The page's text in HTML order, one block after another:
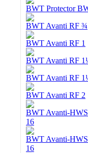
BWT Protector
BWT Avanti RF ¾
BWT Avanti RF 1
BWT Avanti RF
BWT Avanti RF
BWT Avanti RF 2
BWT Avanti-
16
BWT Avanti-
16